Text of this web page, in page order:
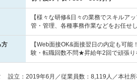
【様々な研修&日々の業務でスキルア
管・管理、各種事務作業などをお任せし
方
【Web面接OK&面接翌日の内定も可
験・転職回数不問★昇給年2回で頑張り
設立：2019年6月／従業員数：8,119人／本社